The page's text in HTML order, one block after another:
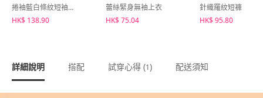
捲袖藍白條紋短袖襯衫
HK$ 138.90
蕾絲緊身無袖上衣
HK$ 75.04
針織羅紋短褲
HK$ 95.80
詳細說明 搭配 試穿心得 (1) 配送須知